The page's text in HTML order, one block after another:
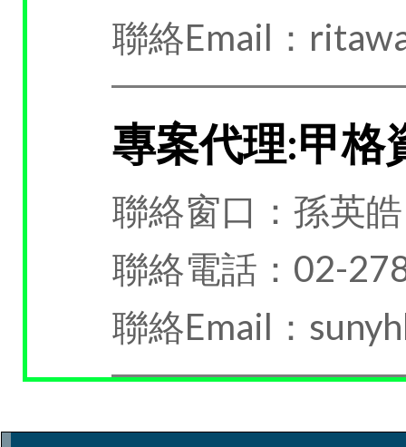
聯絡Email：
專案代理:甲格
聯絡窗口：孫英皓
聯絡電話：02-
聯絡Email：